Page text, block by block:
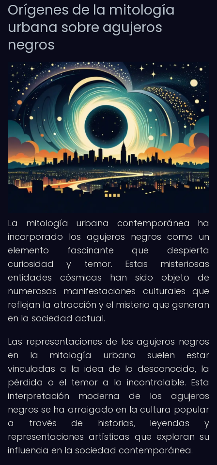
Orígenes de la mitología
urbana sobre agujeros
negros
La mitología urbana contemporánea ha
incorporado los agujeros negros como un
elemento fascinante que despierta
curiosidad y temor. Estas misteriosas
entidades cósmicas han sido objeto de
numerosas manifestaciones culturales que
reflejan la atracción y el misterio que generan
en la sociedad actual.
Las representaciones de los agujeros negros
en la mitología urbana suelen estar
vinculadas a la idea de lo desconocido, la
pérdida o el temor a lo incontrolable. Esta
interpretación moderna de los agujeros
negros se ha arraigado en la cultura popular
a través de historias, leyendas y
representaciones artísticas que exploran su
influencia en la sociedad contemporánea.